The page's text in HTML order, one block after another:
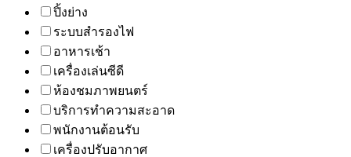
ปิ้งย่าง
ระบบสำรองไฟ
อาหารเช้า
เครื่องเล่นซีดี
ห้องชมภาพยนตร์
บริการทำความสะอาด
พนักงานต้อนรับ
เครื่องปรับอากาศ